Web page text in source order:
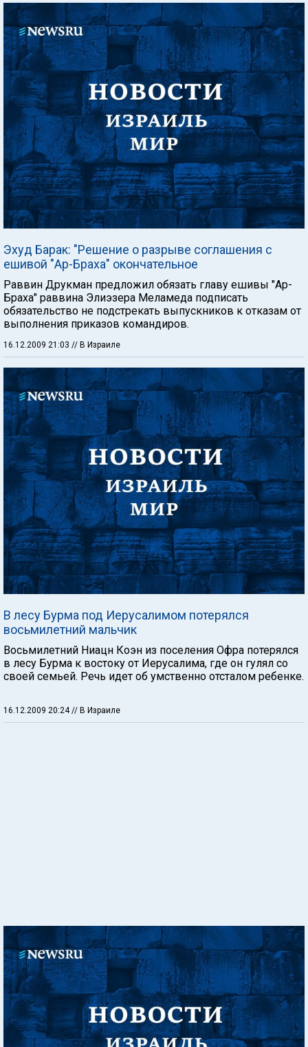
Эхуд Барак: "Решение о разрыве соглашения с
ешивой "Ар-Браха" окончательное
Раввин Друкман предложил обязать главу ешивы "Ар-
Браха" раввина Элиэзера Меламеда подписать
обязательство не подстрекать выпускников к отказам от
выполнения приказов командиров.
16.12.2009 21:03 // В Израиле
В лесу Бурма под Иерусалимом потерялся
восьмилетний мальчик
Восьмилетний Ниацн Коэн из поселения Офра потерялся
в лесу Бурма к востоку от Иерусалима, где он гулял со
своей семьей. Речь идет об умственно отсталом ребенке.
16.12.2009 20:24 // В Израиле